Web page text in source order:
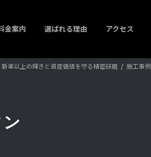
金案内 選ばれる理由 アクセス
車以上の輝きと資産価値を守る精密研磨 施工事例